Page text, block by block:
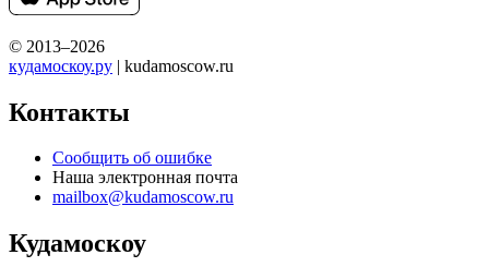
© 2013–2026
кудамоскоу.ру | kudamoscow.ru
Контакты
Сообщить об ошибке
Наша электронная почта
mailbox@kudamoscow.ru
Кудамоскоу